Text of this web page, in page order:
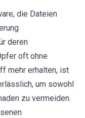
die Dateien
deren
oft ohne
mehr erhalten, ist
um sowohl
zu vermeiden.